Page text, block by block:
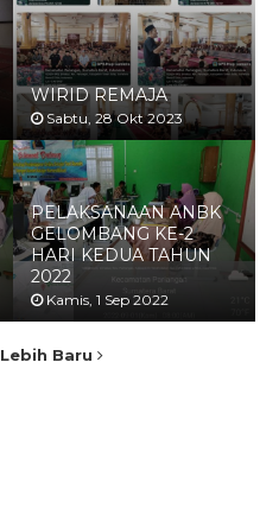
WIRID REMAJA
Sabtu, 28 Okt 2023
PELAKSANAAN ANBK
GELOMBANG KE-2
HARI KEDUA TAHUN
2022
Kamis, 1 Sep 2022
Lebih Baru